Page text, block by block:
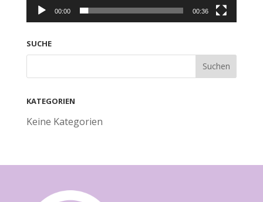
00:00 00:36
SUCHE
KATEGORIEN
Keine Kategorien